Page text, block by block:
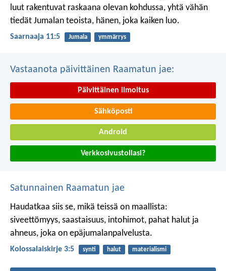
luut rakentuvat raskaana olevan kohdussa, yhtä vähän
tiedät Jumalan teoista, hänen, joka kaiken luo.
Saarnaaja 11:5 Jumala ymmärrys
Vastaanota päivittäinen Raamatun jae:
Päivittäinen ilmoitus
Sähköposti
Android
Verkkosivustollasi?
Satunnainen Raamatun jae
Haudatkaa siis se, mikä teissä on maallista:
siveettömyys, saastaisuus, intohimot, pahat halut ja
ahneus, joka on epäjumalanpalvelusta.
Kolossalaiskirje 3:5 synti halut materialismi